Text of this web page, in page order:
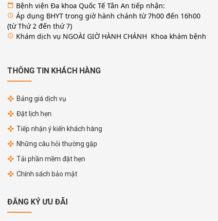
calendar_today Bệnh viện Đa khoa Quốc Tế Tân An tiếp nhận:
access_time Áp dụng BHYT trong giờ hành chánh từ 7h00 đến 16h00
(từ Thứ 2 đến thứ 7)
access_time Khám dịch vụ NGOÀI GIỜ HÀNH CHÁNH Khoa khám bệnh
THÔNG TIN KHÁCH HÀNG
Bảng giá dịch vụ
Đặt lịch hẹn
Tiếp nhận ý kiến khách hàng
Những câu hỏi thường gặp
Tải phần mềm đặt hẹn
Chính sách bảo mật
ĐĂNG KÝ ƯU ĐÃI